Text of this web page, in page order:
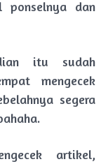
ponselnya dan
itu sudah
mengecek
segera
artikel,